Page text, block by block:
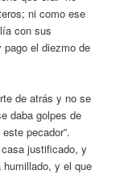
ni como ese
con sus
pago el diezmo de
de atrás y no se
daba golpes de
pecador”.
justificado, y
y el que